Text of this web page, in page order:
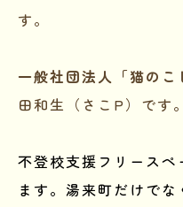
す。
一般社団法人「猫のこ
田和生（さこP）です。
不登校支援フリース
ます。湯来町だけで